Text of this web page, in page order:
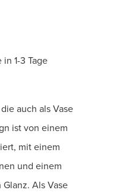
1-3 Tage
auch als Vase
ist von einem
mit einem
und einem
Als Vase